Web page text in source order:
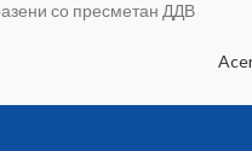
со пресметан ДДВ